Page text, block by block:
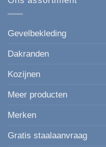
voor
elke
in
Gevelbekleding
Dakranden
Kozijnen
Meer producten
Merken
Gratis staalaanvraag